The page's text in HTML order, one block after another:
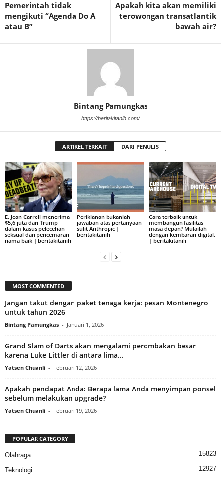
Pemerintah tidak
mengikuti “Agenda Do A
atau B”
Apakah kita akan memiliki
terowongan transatlantik
bawah air?
Bintang Pamungkas
https://beritakitanih.com/
ARTIKEL TERKAIT DARI PENULIS
E. Jean Carroll menerima
$5,6 juta dari Trump
dalam kasus pelecehan
seksual dan pencemaran
nama baik | beritakitanih
Periklanan bukanlah
jawaban atas pertanyaan
sulit Anthropic |
beritakitanih
Cara terbaik untuk
membangun fasilitas
masa depan? Mulailah
dengan kembaran digital.
| beritakitanih
MOST COMMENTED
Jangan takut dengan paket tenaga kerja: pesan Montenegro
untuk tahun 2026
Bintang Pamungkas - Januari 1, 2026
Grand Slam of Darts akan mengalami perombakan besar
karena Luke Littler di antara lima...
Yatsen Chuanli - Februari 12, 2026
Apakah pendapat Anda: Berapa lama Anda menyimpan ponsel
sebelum melakukan upgrade?
Yatsen Chuanli - Februari 19, 2026
POPULAR CATEGORY
Olahraga 15823
Teknologi 12927